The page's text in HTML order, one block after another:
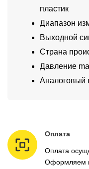
пластик
Диапазон
Выходной
Страна
Давление
Аналоговый
Оплата
Оплата
Оформляем